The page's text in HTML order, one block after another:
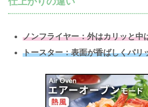
ノンフライヤー：外はカリッと中
トースター：表面が香ばしくパリ